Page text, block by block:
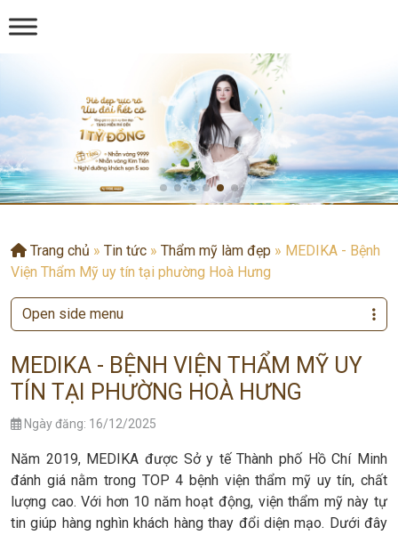
Trang chủ » Tin tức » Thẩm mỹ làm đẹp » MEDIKA - Bệnh
Viện Thẩm Mỹ uy tín tại phường Hoà Hưng
MEDIKA - BỆNH VIỆN THẨM MỸ UY
TÍN TẠI PHƯỜNG HOÀ HƯNG
Ngày đăng: 16/12/2025
Năm 2019, MEDIKA được Sở y tế Thành phố Hồ Chí Minh
đánh giá nằm trong TOP 4 bệnh viện thẩm mỹ uy tín, chất
lượng cao. Với hơn 10 năm hoạt động, viện thẩm mỹ này tự
tin giúp hàng nghìn khách hàng thay đổi diện mạo. Dưới đây
Open side menu